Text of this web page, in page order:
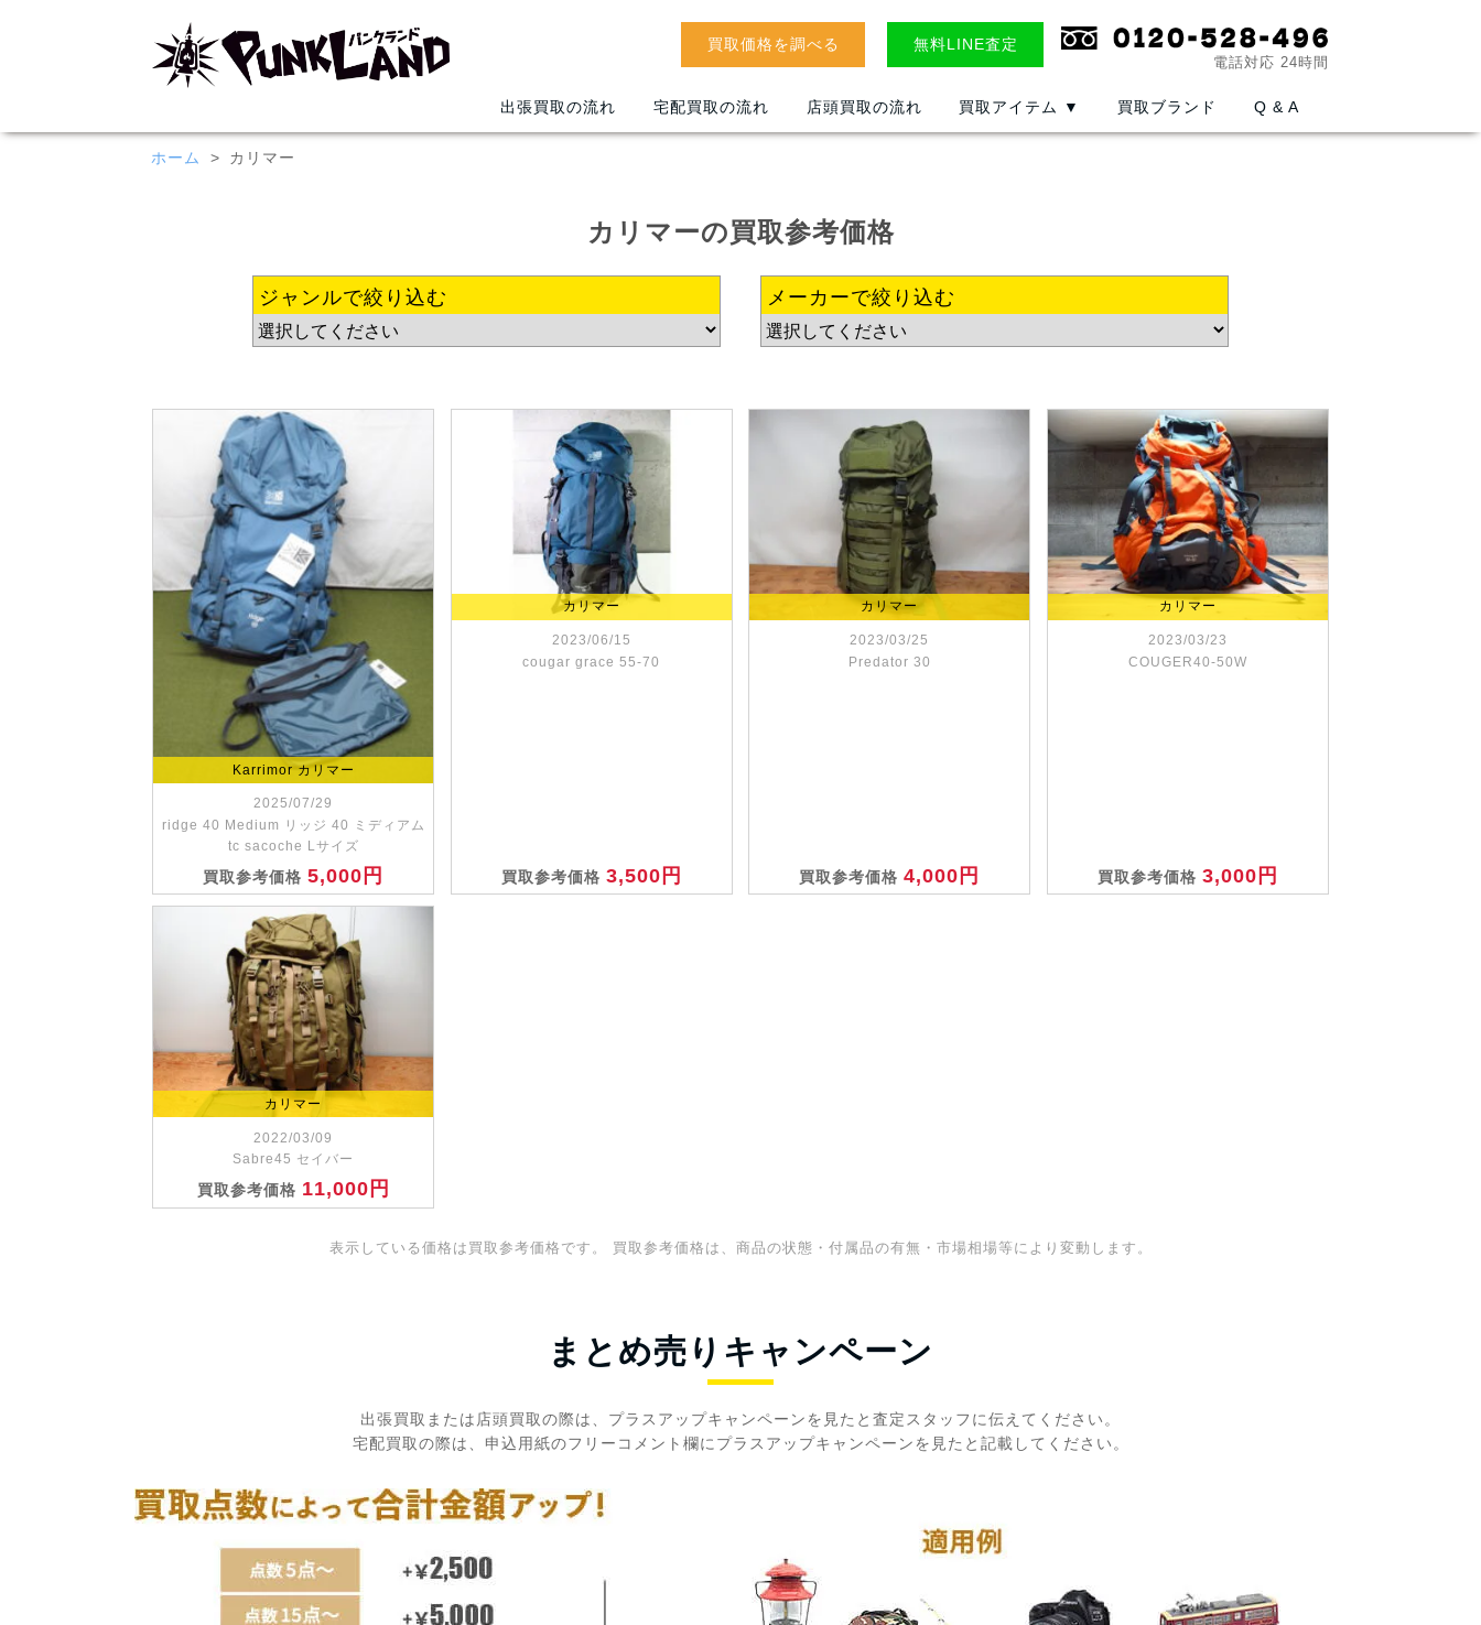
買取価格を調べる 無料LINE査定
電話対応 24時間
出張買取の流れ 宅配買取の流れ 店頭買取の流れ 買取アイテム ▼ 買取ブランド Q & A
ホーム カリマー
カリマーの買取参考価格
ジャンルで絞り込む メーカーで絞り込む
Karrimor カリマー
2025/07/29
ridge 40 Medium リッジ 40 ミディアム
tc sacoche Lサイズ
買取参考価格5,000円
カリマー
2023/06/15
cougar grace 55-70
買取参考価格 3,500円
カリマー
2023/03/25
Predator 30
買取参考価格4,000円
カリマー
2023/03/23
COUGER40-50W
買取参考価格 3,000円
カリマー
2022/03/09
Sabre45 セイバー
買取参考価格 11,000円
表示している価格は買取参考価格です。 買取参考価格は、商品の状態・付属品の有無・市場相場等により変動します。
まとめ売りキャンペーン
出張買取または店頭買取の際は、プラスアップキャンペーンを見たと査定スタッフに伝えてください。
宅配買取の際は、申込用紙のフリーコメント欄にプラスアップキャンペーンを見たと記載してください。